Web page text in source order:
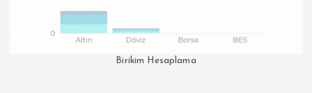
Birikim Hesaplama